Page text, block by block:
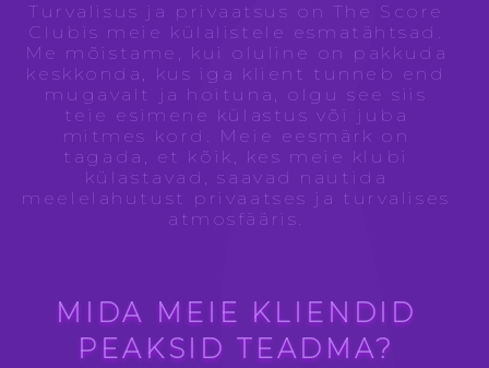
Turvalisus ja privaatsus on The Score
Clubis meie külalistele esmatähtsad.
Me mõistame, kui oluline on pakkuda
keskkonda, kus iga klient tunneb end
mugavalt ja hoituna, olgu see siis
teie esimene külastus või juba
mitmes kord. Meie eesmärk on
tagada, et kõik, kes meie klubi
külastavad, saavad nautida
meelelahutust privaatses ja turvalises
atmosfääris.
MIDA MEIE KLIENDID
PEAKSID TEADMA?